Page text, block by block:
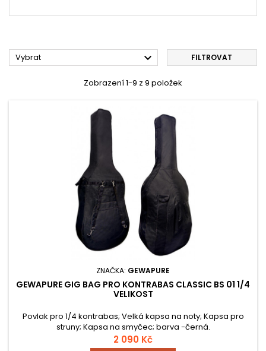
Vybrat  FILTROVAT
Zobrazení 1-9 z 9 položek
ZNAČKA: GEWAPURE
GEWAPURE GIG BAG PRO KONTRABAS CLASSIC BS 01 1/4
VELIKOST
Povlak pro 1/4 kontrabas; Velká kapsa na noty; Kapsa pro
struny; Kapsa na smyčec; barva -černá.
2 090 Kč